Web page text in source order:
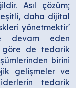
Asıl çözüm;
daha dijital
yönetmektir'
devam eden
göre de tedarik
birini
gelişmeler ve
tedarik